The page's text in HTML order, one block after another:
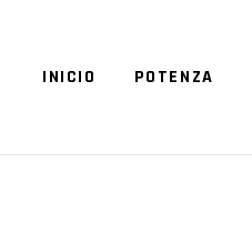
INICIO POTENZA